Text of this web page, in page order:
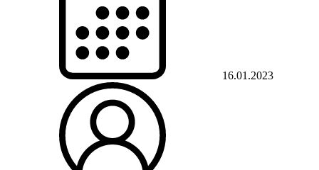
16.01.2023